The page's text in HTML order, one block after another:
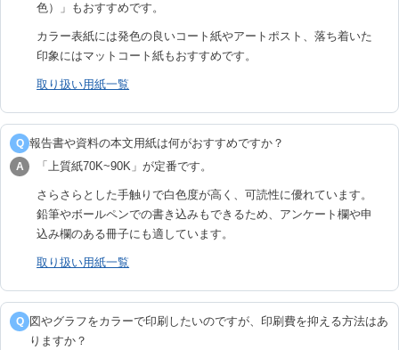
色）」もおすすめです。
カラー表紙には発色の良いコート紙やアートポスト、落ち着いた
印象にはマットコート紙もおすすめです。
取り扱い用紙一覧
Q 報告書や資料の本文用紙は何がおすすめですか？
A 「上質紙70K~90K」が定番です。
さらさらとした手触りで白色度が高く、可読性に優れています。
鉛筆やボールペンでの書き込みもできるため、アンケート欄や申
込み欄のある冊子にも適しています。
取り扱い用紙一覧
Q
図やグラフをカラーで印刷したいのですが、印刷費を抑える方法はあ
りますか？